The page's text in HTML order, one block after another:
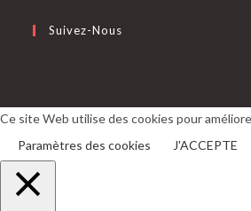
Suivez-Nous
un
onglet
un
onglet
Ce site Web utilise des cookies pour
Paramètres des cookies
J'ACCEPTE